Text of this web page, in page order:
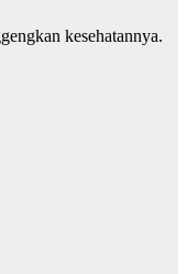
kesehatannya.